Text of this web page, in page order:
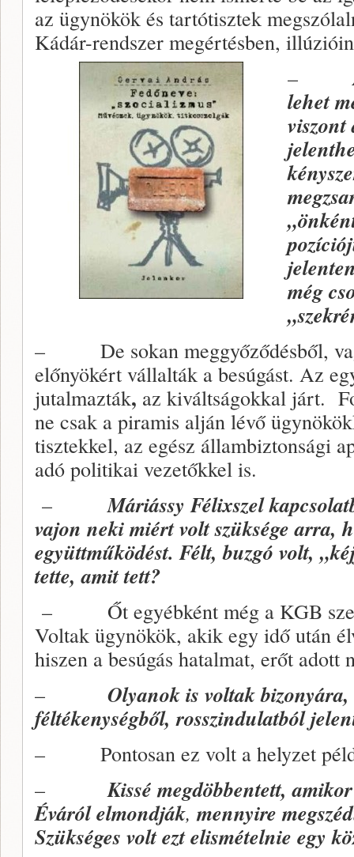
az ügynökök és tartótisztek
Kádár-rendszer megértésben,
–
lehet
viszont
még
– De sokan meggyőződésből,
előnyökért vállalták a besúgást. Az
jutalmazták, az kiváltságokkal járt.
ne csak a piramis alján lévő
tisztekkel, az egész állambiztonsági
adó politikai vezetőkkel is.
–Máriássy Félixszel
vajon neki miért volt szüksége arra,
együttműködést. Félt, buzgó volt,
tette, amit tett?
– Őt egyébként még a KGB
Voltak ügynökök, akik egy idő után
hiszen a besúgás hatalmat, erőt adott
– Olyanok is voltak
féltékenységből, rosszindulatból
– Pontosan ez volt a helyzet
–Kissé megdöbbentett,
Éváról elmondják,mennyire
Szükséges volt ezt elismételnie egy